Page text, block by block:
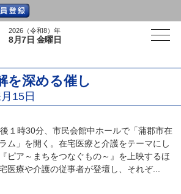
2026（令和8）年
8月7日 金曜日
を深める催し
15日
１時30分、市民会館中ホールで「蒲郡市在
ム」を開く。在宅医療と介護をテーマにし
ピア～まちをつなぐもの～』を上映するほ
医療や介護の従事者が登壇し、それぞ...